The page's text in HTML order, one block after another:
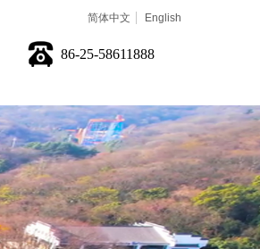
简体中文 English
86-25-58611888